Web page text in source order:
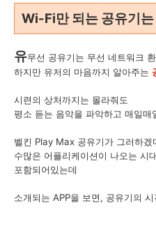
Wi-Fi만 되는 공유기
유무선 공유기는 무선 네트워크
하지만 유저의 마음까지 알아주는
시련의 상처까지는 몰라줘도
평소 듣는 음악을 파악하고 매일
벨킨 Play Max 공유기가 그러하겠
수많은 어플리케이션이 나오는 시
포함되어있는데
소개되는 APP을 보면, 공유기의